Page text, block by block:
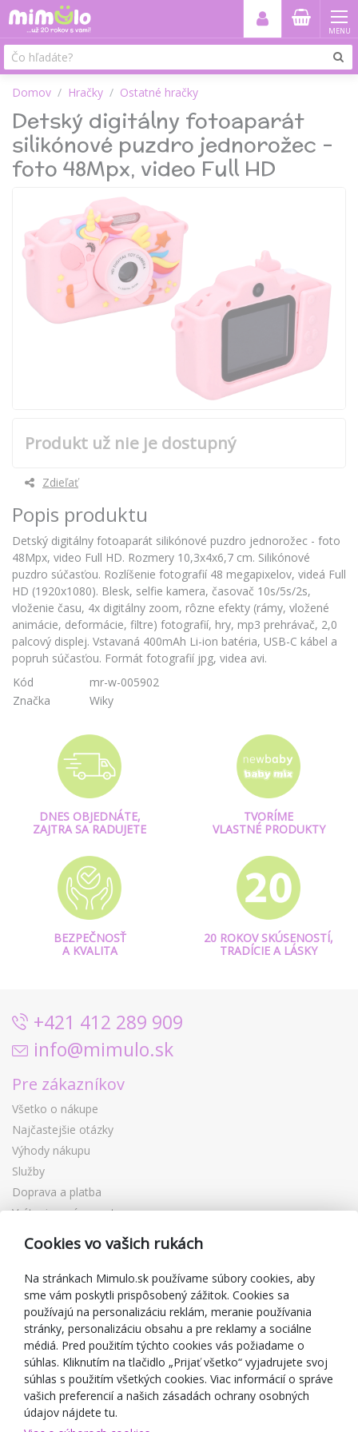
MENU
Domov Hračky Ostatné hračky
Detský digitálny fotoaparát
silikónové puzdro jednorožec -
foto 48Mpx, video Full HD
Produkt už nie je dostupný
Zdieľať
Popis produktu
Detský digitálny fotoaparát silikónové puzdro jednorožec - foto
48Mpx, video Full HD. Rozmery 10,3x4x6,7 cm. Silikónové
puzdro súčasťou. Rozlíšenie fotografií 48 megapixelov, videá Full
HD (1920x1080). Blesk, selfie kamera, časovač 10s/5s/2s,
vloženie času, 4x digitálny zoom, rôzne efekty (rámy, vložené
animácie, deformácie, filtre) fotografií, hry, mp3 prehrávač, 2,0
palcový displej. Vstavaná 400mAh Li-ion batéria, USB-C kábel a
popruh súčasťou. Formát fotografií jpg, videa avi.
Kód
mr-w-005902
Značka
Wiky
DNES OBJEDNÁTE,
ZAJTRA SA RADUJETE
TVORÍME
VLASTNÉ PRODUKTY
BEZPEČNOSŤ
A KVALITA
20 ROKOV SKÚSENOSTÍ,
TRADÍCIE A LÁSKY
+421 412 289 909
info@mimulo.sk
Pre zákazníkov
Všetko o nákupe
Najčastejšie otázky
Výhody nákupu
Služby
Doprava a platba
Vrátenie a výmena tovaru
Darčekové poukážky
Zľavové kupóny
Blog
O predajcovi
Mimulo.sk
Obchodné podmienky
Ochrana osobných údajov GDPR
Kontakty
Cookies vo vašich rukách
Na stránkach Mimulo.sk používame súbory cookies, aby
sme vám poskytli prispôsobený zážitok. Cookies sa
používajú na personalizáciu reklám, meranie používania
stránky, personalizáciu obsahu a pre reklamy a sociálne
médiá. Pred použitím týchto cookies vás požiadame o
súhlas. Kliknutím na tlačidlo „Prijať všetko“ vyjadrujete svoj
súhlas s použitím všetkých cookies. Viac informácií o správe
vašich preferencií a našich zásadách ochrany osobných
údajov nájdete tu.